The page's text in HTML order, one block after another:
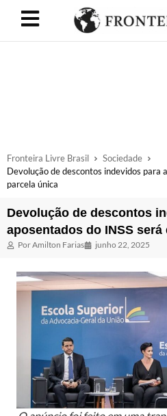
Fronteira Livre Brasil
Sociedade
Devolução de descontos indevidos para
parcela única
Devolução de descontos
aposentados do INSS
PorAmilton Farias junho 22, 2025